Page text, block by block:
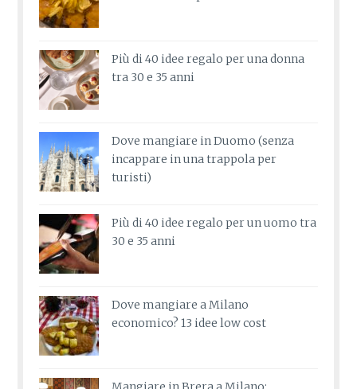
Più di 40 idee regalo per una donna
tra 30 e 35 anni
Dove mangiare in Duomo (senza
incappare in una trappola per
turisti)
Più di 40 idee regalo per un uomo tra
30 e 35 anni
Dove mangiare a Milano
economico? 13 idee low cost